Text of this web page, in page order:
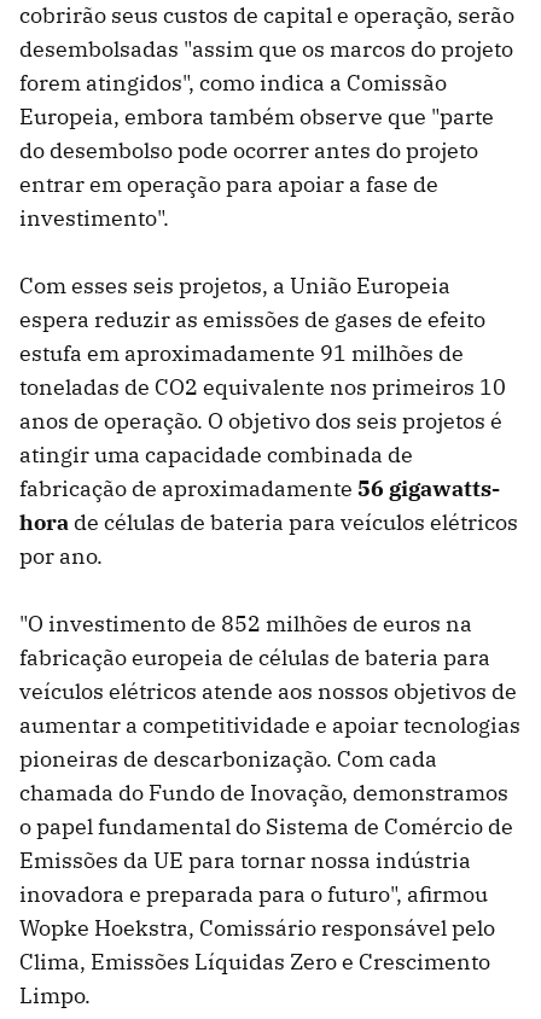
cobrirão seus custos de capital e operação, serão
desembolsadas "assim que os marcos do projeto
forem atingidos", como indica a Comissão
Europeia, embora também observe que "parte
do desembolso pode ocorrer antes do projeto
entrar em operação para apoiar a fase de
investimento".
Com esses seis projetos, a União Europeia
espera reduzir as emissões de gases de efeito
estufa em aproximadamente 91 milhões de
toneladas de CO2 equivalente nos primeiros 10
anos de operação. O objetivo dos seis projetos é
atingir uma capacidade combinada de
fabricação de aproximadamente 56 gigawatts-
hora de células de bateria para veículos elétricos
por ano.
"O investimento de 852 milhões de euros na
fabricação europeia de células de bateria para
veículos elétricos atende aos nossos objetivos de
aumentar a competitividade e apoiar tecnologias
pioneiras de descarbonização. Com cada
chamada do Fundo de Inovação, demonstramos
o papel fundamental do Sistema de Comércio de
Emissões da UE para tornar nossa indústria
inovadora e preparada para o futuro", afirmou
Wopke Hoekstra, Comissário responsável pelo
Clima, Emissões Líquidas Zero e Crescimento
Limpo.